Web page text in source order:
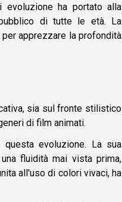
evoluzione ha portato alla
di tutte le età. La
apprezzare la profondità
sia sul fronte stilistico
di film animati.
evoluzione. La sua
fluidità mai vista prima,
all'uso di colori vivaci, ha